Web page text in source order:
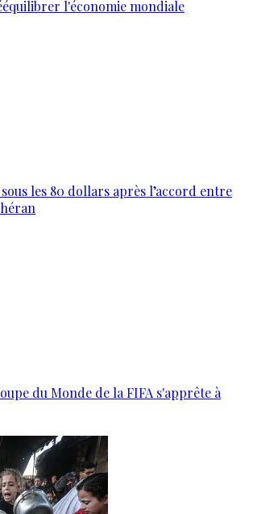
l'économie mondiale
les 80 dollars après l’accord entre
du Monde de la FIFA s'apprête à